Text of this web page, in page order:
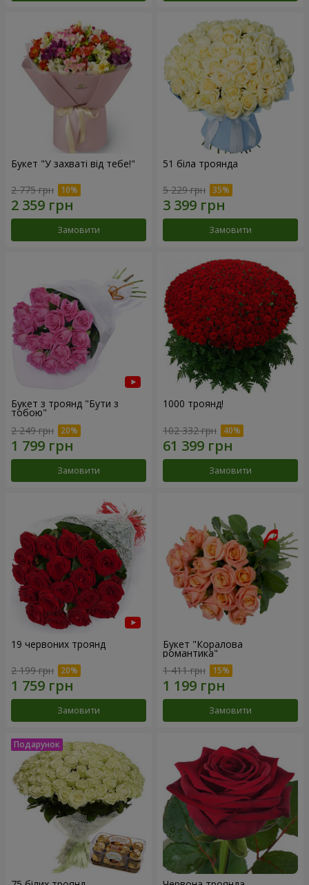
Букет "У захваті від тебе!"
2 775 грн
Замовити
51 біла троянда
5 229 грн
Замовити
Букет з троянд "Бути з
тобою"
2 249 грн
Замовити
1000 троянд!
102 332 грн
Замовити
19 червоних троянд
2 199 грн
Замовити
Букет "Коралова
романтика"
1 411 грн
Замовити